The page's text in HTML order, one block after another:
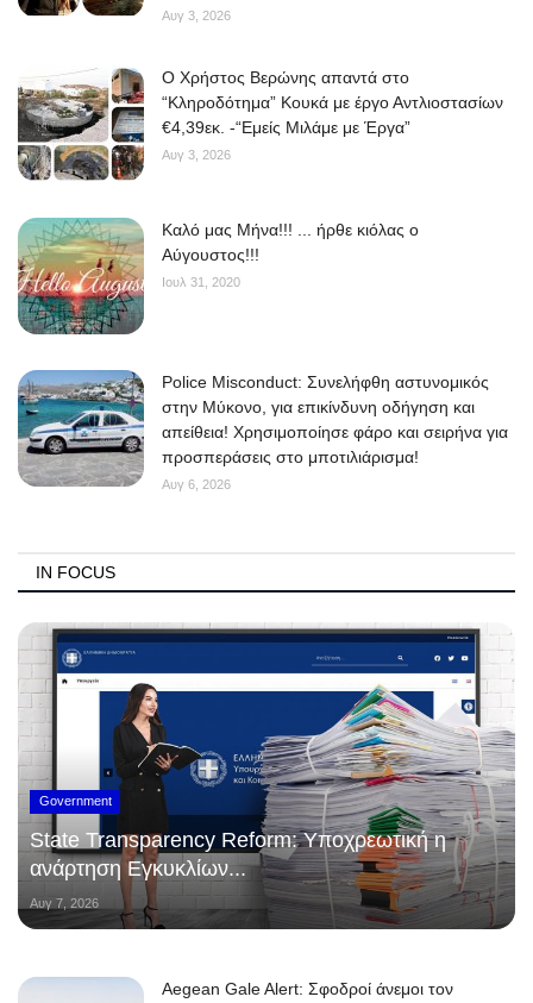
Αυγ 3, 2026
O Χρήστος Βερώνης απαντά στο
“Κληροδότημα” Κουκά με έργο Αντλιοστασίων
€4,39εκ. -“Εμείς Μιλάμε με Έργα”
Αυγ 3, 2026
Kαλό μας Μήνα!!! ... ήρθε κιόλας ο
Αύγουστος!!!
Ιουλ 31, 2020
Police Misconduct: Συνελήφθη αστυνομικός
στην Μύκονο, για επικίνδυνη οδήγηση και
απείθεια! Χρησιμοποίησε φάρο και σειρήνα για
προσπεράσεις στο μποτιλιάρισμα!
Αυγ 6, 2026
IN FOCUS
Government
State Transparency Reform: Υποχρεωτική η
ανάρτηση Εγκυκλίων...
Αυγ 7, 2026
Aegean Gale Alert: Σφοδροί άνεμοι τον